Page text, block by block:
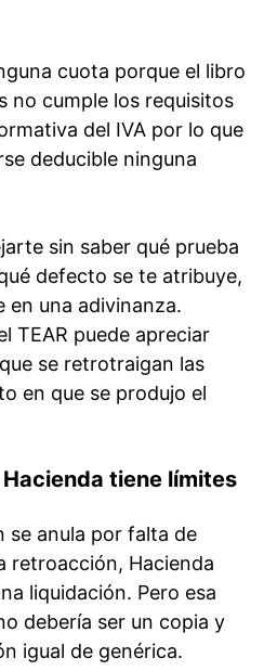
cuota porque el libro
no cumple los requisitos
del IVA por lo que
deducible ninguna
sin saber qué prueba
defecto se te atribuye,
en una adivinanza.
TEAR puede apreciar
se retrotraigan las
en que se produjo el
Hacienda tiene límites
se anula por falta de
retroacción, Hacienda
liquidación. Pero esa
debería ser un copia y
igual de genérica.